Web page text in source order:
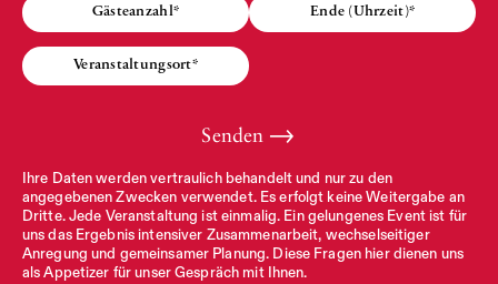
Senden →
Ihre Daten werden vertraulich behandelt und nur zu den
angegebenen Zwecken verwendet. Es erfolgt keine Weitergabe an
Dritte. Jede Veranstaltung ist einmalig. Ein gelungenes Event ist für
uns das Ergebnis intensiver Zusammenarbeit, wechselseitiger
Anregung und gemeinsamer Planung. Diese Fragen hier dienen uns
als Appetizer für unser Gespräch mit Ihnen.